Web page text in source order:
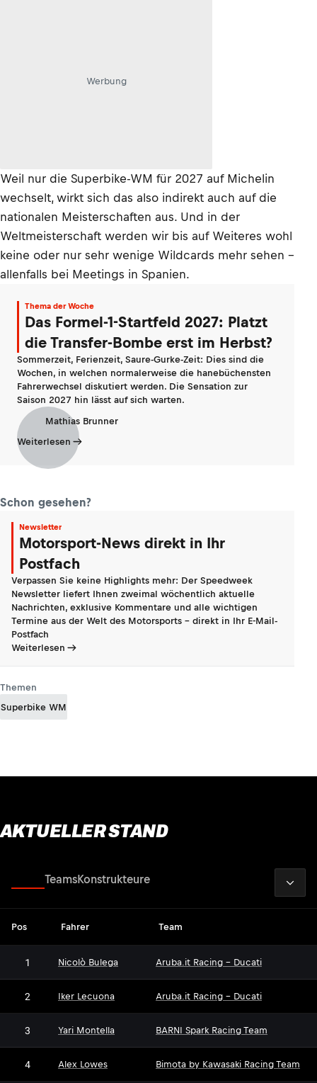
Werbung
Weil nur die Superbike-WM für 2027 auf Michelin
wechselt, wirkt sich das also indirekt auch auf die
nationalen Meisterschaften aus. Und in der
Weltmeisterschaft werden wir bis auf Weiteres wohl
keine oder nur sehr wenige Wildcards mehr sehen –
allenfalls bei Meetings in Spanien.
Thema der Woche
Das Formel-1-Startfeld 2027: Platzt
die Transfer-Bombe erst im Herbst?
Sommerzeit, Ferienzeit, Saure-Gurke-Zeit: Dies sind die
Wochen, in welchen normalerweise die hanebüchensten
Fahrerwechsel diskutiert werden. Die Sensation zur
Saison 2027 hin lässt auf sich warten.
Mathias Brunner
Weiterlesen
Schon gesehen?
Newsletter
Motorsport-News direkt in Ihr
Postfach
Verpassen Sie keine Highlights mehr: Der Speedweek
Newsletter liefert Ihnen zweimal wöchentlich aktuelle
Nachrichten, exklusive Kommentare und alle wichtigen
Termine aus der Welt des Motorsports - direkt in Ihr E-Mail-
Postfach
Weiterlesen
Themen
Superbike WM
AKTUELLER STAND
TeamsKonstrukteure
Pos Fahrer Team
1 Nicolò Bulega Aruba.it Racing - Ducati
2 Iker Lecuona Aruba.it Racing - Ducati
3 Yari Montella BARNI Spark Racing Team
4 Alex Lowes Bimota by Kawasaki Racing Team